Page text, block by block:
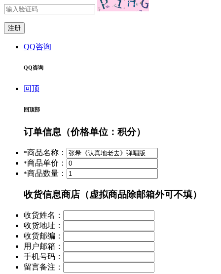
QQ咨询
QQ咨询
回顶
回顶部
订单信息 （价格单位：积分）
*商品名称：
*商品单价：
*商品数量：
收货信息商店（虚拟商品除邮箱外可不填）
收货姓名：
收货地址：
收货邮编：
用户邮箱：
手机号码：
留言备注：